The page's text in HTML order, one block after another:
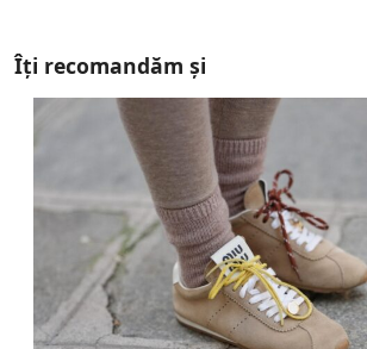
Îți recomandăm și